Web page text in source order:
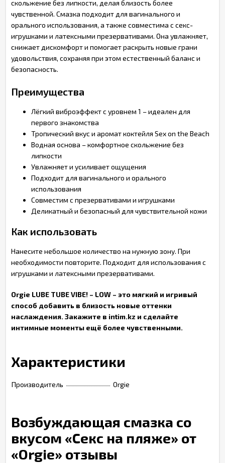
скольжение без липкости, делая близость более
чувственной. Смазка подходит для вагинального и
орального использования, а также совместима с секс-
игрушками и латексными презервативами. Она увлажняет,
снижает дискомфорт и помогает раскрыть новые грани
удовольствия, сохраняя при этом естественный баланс и
безопасность.
Преимущества
Лёгкий виброэффект с уровнем 1 – идеален для
первого знакомства
Тропический вкус и аромат коктейля Sex on the Beach
Водная основа – комфортное скольжение без
липкости
Увлажняет и усиливает ощущения
Подходит для вагинального и орального
использования
Совместим с презервативами и игрушками
Деликатный и безопасный для чувствительной кожи
Как использовать
Нанесите небольшое количество на нужную зону. При
необходимости повторите. Подходит для использования с
игрушками и латексными презервативами.
Orgie LUBE TUBE VIBE! – LOW – это мягкий и игривый
способ добавить в близость новые оттенки
наслаждения. Закажите в intim.kz и сделайте
интимные моменты ещё более чувственными.
Характеристики
Производитель Orgie
Возбуждающая смазка со
вкусом «Секс на пляже» от
«Orgie» отзывы